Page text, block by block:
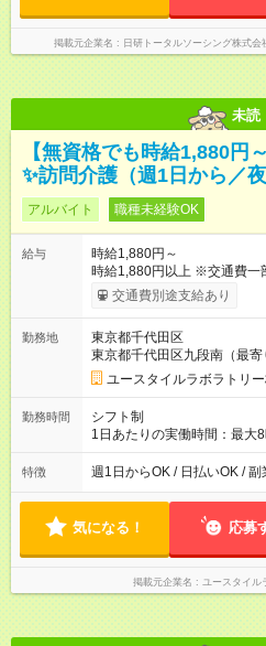
掲載元企業名 日研トータルソーシング株式
未読
【無資格でも時給1,880円
✨訪問介護（週1日から／
アルバイト 職種未経験OK
給与
時給1,880円～
時給1,880円以上 ※交通費一
考慮して決定します 【収入例】 週1回勤務の場合：1,880円×8時
間×4回=6万0,160円 週3回勤務の場合：1,880円×8時間×12回
月 ※ 雇用形態と給与に、本
用形態：本採用時と同じです
交通費別途支給あり
勤務地
東京都千代田区
東京都千代田区九段南（最寄
ユースタイルラボラトリ
勤務時間
シフト制
1日あたりの実働時間：最大
00 ※週1日～OK ／ 夜勤専従 ＊＊ 勤務時間例 ＊＊ ■22時か
ら翌7時 ■23時から翌8時 ■24時か
ます。 ※曜日固定（毎週同
特徴 週1日からOK / 日払いOK /
気になる！ 応募
掲載元企業名 ユースタイル